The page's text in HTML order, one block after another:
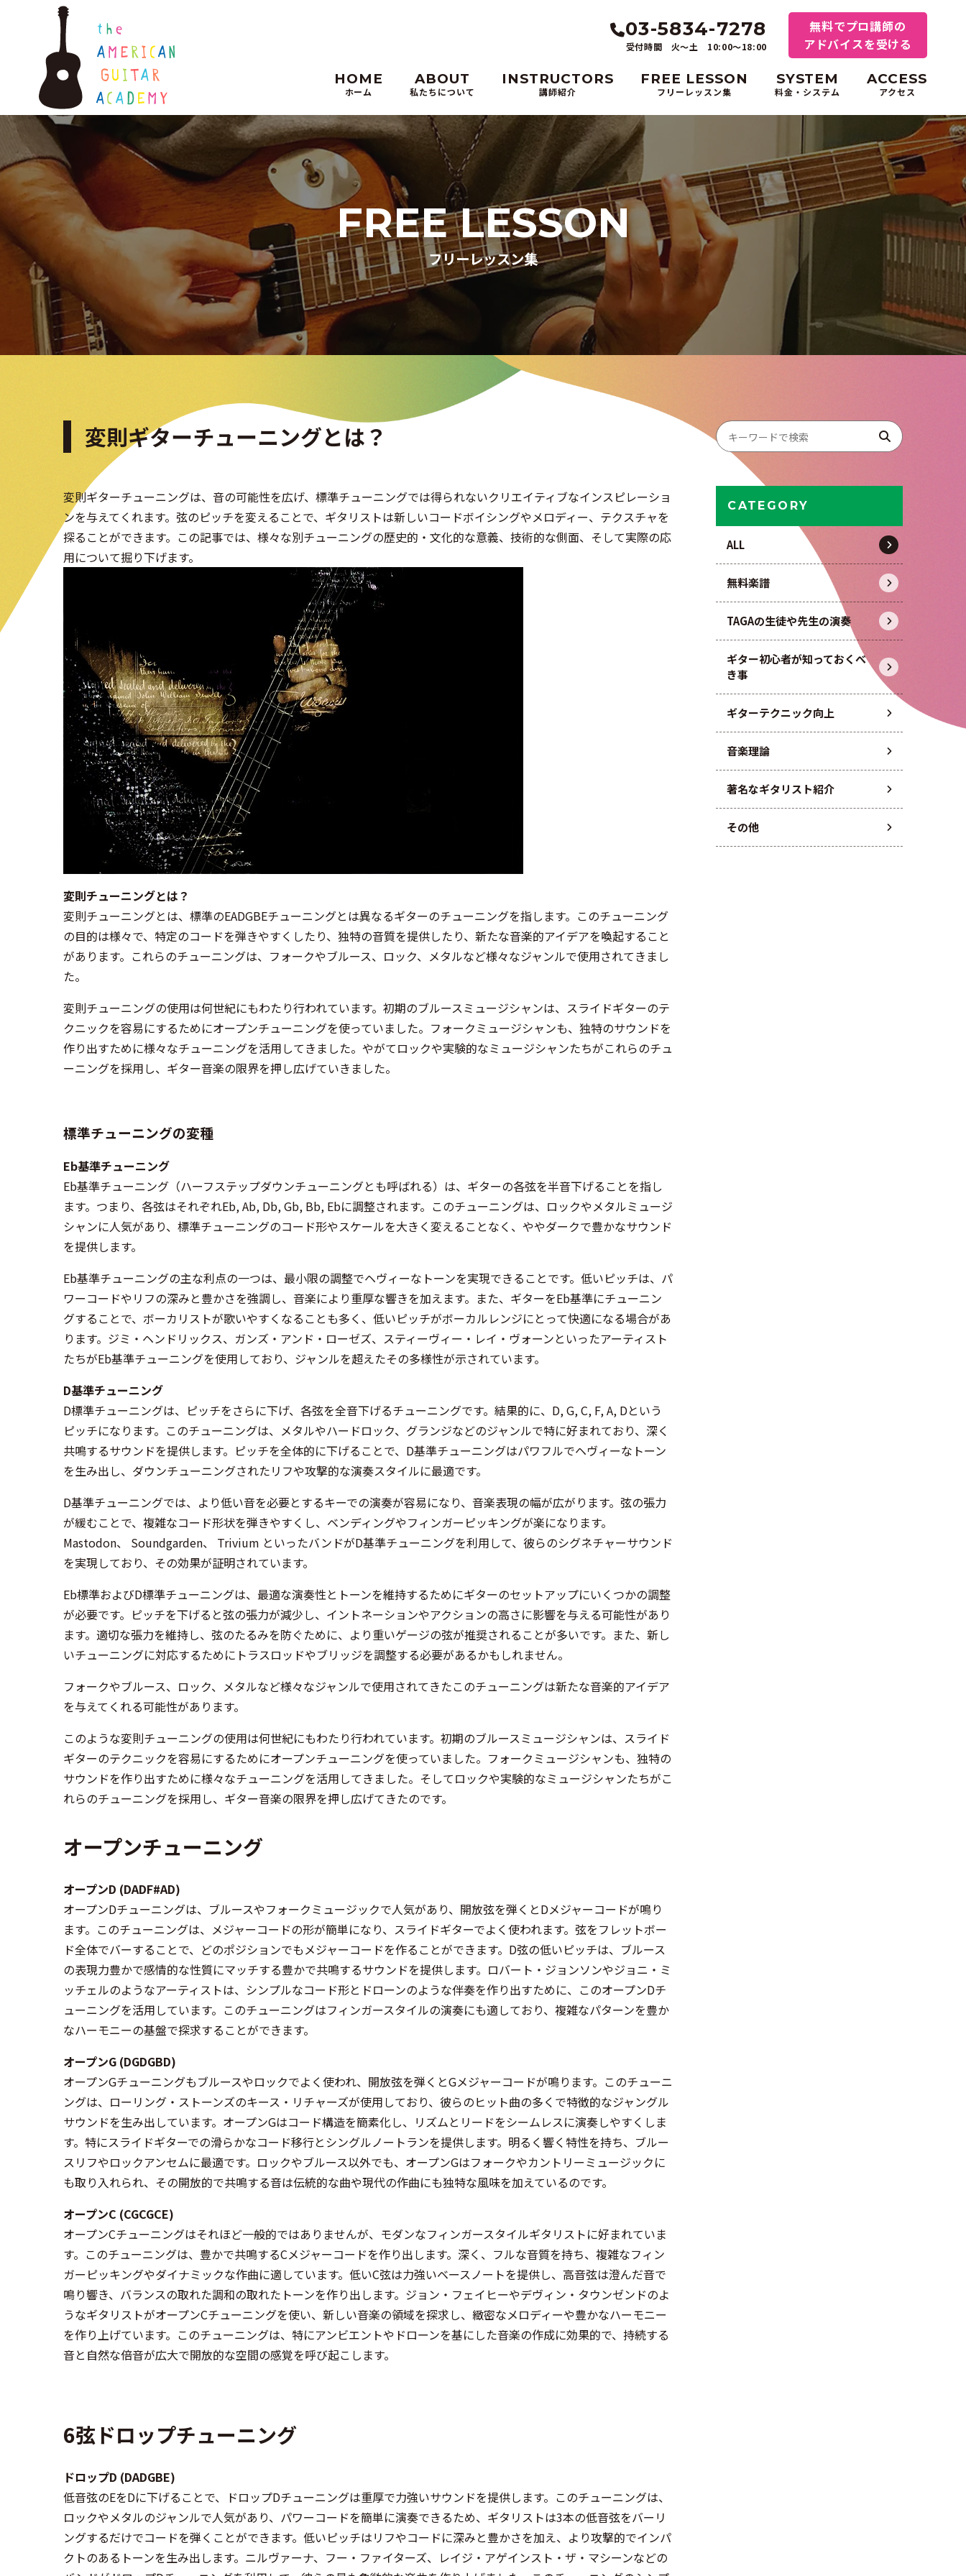
03-5834-7278
受付時間 火～土 10:00〜18:00
無料でプロ講師の
アドバイスを受ける
HOME
ホーム
ABOUT
私たちについて
INSTRUCTORS
講師紹介
FREE LESSON
フリーレッスン集
SYSTEM
料金・システム
ACCESS
アクセス
FREE LESSON
フリーレッスン集
CATEGORY
ALL
無料楽譜
TAGAの生徒や先生の演奏
ギター初心者が知っておくべ
き事
ギターテクニック向上
音楽理論
著名なギタリスト紹介
その他
変則ギターチューニングとは？
変則ギターチューニングは、音の可能性を広げ、標準チューニングでは得られないクリエイティブなインスピレーショ
ンを与えてくれます。弦のピッチを変えることで、ギタリストは新しいコードボイシングやメロディー、テクスチャを
探ることができます。この記事では、様々な別チューニングの歴史的・文化的な意義、技術的な側面、そして実際の応
用について掘り下げます。
変則チューニングとは？
変則チューニングとは、標準のEADGBEチューニングとは異なるギターのチューニングを指します。このチューニング
の目的は様々で、特定のコードを弾きやすくしたり、独特の音質を提供したり、新たな音楽的アイデアを喚起すること
があります。これらのチューニングは、フォークやブルース、ロック、メタルなど様々なジャンルで使用されてきまし
た。
変則チューニングの使用は何世紀にもわたり行われています。初期のブルースミュージシャンは、スライドギターのテ
クニックを容易にするためにオープンチューニングを使っていました。フォークミュージシャンも、独特のサウンドを
作り出すために様々なチューニングを活用してきました。やがてロックや実験的なミュージシャンたちがこれらのチュ
ーニングを採用し、ギター音楽の限界を押し広げていきました。
標準チューニングの変種
Eb基準チューニング
Eb基準チューニング（ハーフステップダウンチューニングとも呼ばれる）は、ギターの各弦を半音下げることを指し
ます。つまり、各弦はそれぞれEb, Ab, Db, Gb, Bb, Ebに調整されます。このチューニングは、ロックやメタルミュージ
シャンに人気があり、標準チューニングのコード形やスケールを大きく変えることなく、ややダークで豊かなサウンド
を提供します。
Eb基準チューニングの主な利点の一つは、最小限の調整でヘヴィーなトーンを実現できることです。低いピッチは、パ
ワーコードやリフの深みと豊かさを強調し、音楽により重厚な響きを加えます。また、ギターをEb基準にチューニン
グすることで、ボーカリストが歌いやすくなることも多く、低いピッチがボーカルレンジにとって快適になる場合があ
ります。ジミ・ヘンドリックス、ガンズ・アンド・ローゼズ、スティーヴィー・レイ・ヴォーンといったアーティスト
たちがEb基準チューニングを使用しており、ジャンルを超えたその多様性が示されています。
D基準チューニング
D標準チューニングは、ピッチをさらに下げ、各弦を全音下げるチューニングです。結果的に、D, G, C, F, A, Dという
ピッチになります。このチューニングは、メタルやハードロック、グランジなどのジャンルで特に好まれており、深く
共鳴するサウンドを提供します。ピッチを全体的に下げることで、D基準チューニングはパワフルでヘヴィーなトーン
を生み出し、ダウンチューニングされたリフや攻撃的な演奏スタイルに最適です。
D基準チューニングでは、より低い音を必要とするキーでの演奏が容易になり、音楽表現の幅が広がります。弦の張力
が緩むことで、複雑なコード形状を弾きやすくし、ベンディングやフィンガーピッキングが楽になります。
Mastodon、 Soundgarden、 Trivium といったバンドがD基準チューニングを利用して、彼らのシグネチャーサウンド
を実現しており、その効果が証明されています。
Eb標準およびD標準チューニングは、最適な演奏性とトーンを維持するためにギターのセットアップにいくつかの調整
が必要です。ピッチを下げると弦の張力が減少し、イントネーションやアクションの高さに影響を与える可能性があり
ます。適切な張力を維持し、弦のたるみを防ぐために、より重いゲージの弦が推奨されることが多いです。また、新し
いチューニングに対応するためにトラスロッドやブリッジを調整する必要があるかもしれません。
フォークやブルース、ロック、メタルなど様々なジャンルで使用されてきたこのチューニングは新たな音楽的アイデア
を与えてくれる可能性があります。
このような変則チューニングの使用は何世紀にもわたり行われています。初期のブルースミュージシャンは、スライド
ギターのテクニックを容易にするためにオープンチューニングを使っていました。フォークミュージシャンも、独特の
サウンドを作り出すために様々なチューニングを活用してきました。そしてロックや実験的なミュージシャンたちがこ
れらのチューニングを採用し、ギター音楽の限界を押し広げてきたのです。
オープンチューニング
オープンD (DADF#AD)
オープンDチューニングは、ブルースやフォークミュージックで人気があり、開放弦を弾くとDメジャーコードが鳴り
ます。このチューニングは、メジャーコードの形が簡単になり、スライドギターでよく使われます。弦をフレットボー
ド全体でバーすることで、どのポジションでもメジャーコードを作ることができます。D弦の低いピッチは、ブルース
の表現力豊かで感情的な性質にマッチする豊かで共鳴するサウンドを提供します。ロバート・ジョンソンやジョニ・ミ
ッチェルのようなアーティストは、シンプルなコード形とドローンのような伴奏を作り出すために、このオープンDチ
ューニングを活用しています。このチューニングはフィンガースタイルの演奏にも適しており、複雑なパターンを豊か
なハーモニーの基盤で探求することができます。
オープンG (DGDGBD)
オープンGチューニングもブルースやロックでよく使われ、開放弦を弾くとGメジャーコードが鳴ります。このチューニ
ングは、ローリング・ストーンズのキース・リチャーズが使用しており、彼らのヒット曲の多くで特徴的なジャングル
サウンドを生み出しています。オープンGはコード構造を簡素化し、リズムとリードをシームレスに演奏しやすくしま
す。特にスライドギターでの滑らかなコード移行とシングルノートランを提供します。明るく響く特性を持ち、ブルー
スリフやロックアンセムに最適です。ロックやブルース以外でも、オープンGはフォークやカントリーミュージックに
も取り入れられ、その開放的で共鳴する音は伝統的な曲や現代の作曲にも独特な風味を加えているのです。
オープンC (CGCGCE)
オープンCチューニングはそれほど一般的ではありませんが、モダンなフィンガースタイルギタリストに好まれていま
す。このチューニングは、豊かで共鳴するCメジャーコードを作り出します。深く、フルな音質を持ち、複雑なフィン
ガーピッキングやダイナミックな作曲に適しています。低いC弦は力強いベースノートを提供し、高音弦は澄んだ音で
鳴り響き、バランスの取れた調和の取れたトーンを作り出します。ジョン・フェイヒーやデヴィン・タウンゼンドのよ
うなギタリストがオープンCチューニングを使い、新しい音楽の領域を探求し、緻密なメロディーや豊かなハーモニー
を作り上げています。このチューニングは、特にアンビエントやドローンを基にした音楽の作成に効果的で、持続する
音と自然な倍音が広大で開放的な空間の感覚を呼び起こします。
6弦ドロップチューニング
ドロップD (DADGBE)
低音弦のEをDに下げることで、ドロップDチューニングは重厚で力強いサウンドを提供します。このチューニングは、
ロックやメタルのジャンルで人気があり、パワーコードを簡単に演奏できるため、ギタリストは3本の低音弦をバーリ
ングするだけでコードを弾くことができます。低いピッチはリフやコードに深みと豊かさを加え、より攻撃的でインパ
クトのあるトーンを生み出します。ニルヴァーナ、フー・ファイターズ、レイジ・アゲインスト・ザ・マシーンなどの